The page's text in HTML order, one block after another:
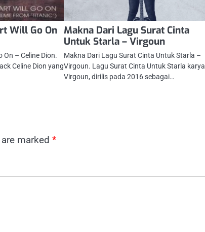
Will Go On
On – Celine Dion.
Celine Dion yang
Makna Dari Lagu Surat Cinta
Untuk Starla – Virgoun
Makna Dari Lagu Surat Cinta Untuk Starla –
Virgoun. Lagu Surat Cinta Untuk Starla karya
Virgoun, dirilis pada 2016 sebagai…
marked *